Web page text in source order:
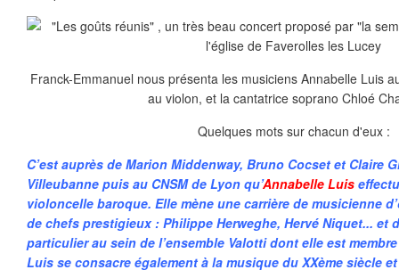
Franck-Emmanuel nous présenta les musiciens Annabelle Luis
au violon, et la cantatrice soprano Chloé
Quelques mots sur chacun d'eux :
C’est auprès de Marion Middenway, Bruno Cocset et Claire
Villeubanne puis au CNSM de Lyon qu’Annabelle Luis
violoncelle baroque. Elle mène une carrière de musicienne
de chefs prestigieux : Philippe Herweghe, Hervé Niquet... et
particulier au sein de l’ensemble Valotti dont elle est
Luis se consacre également à la musique du XXème siècle